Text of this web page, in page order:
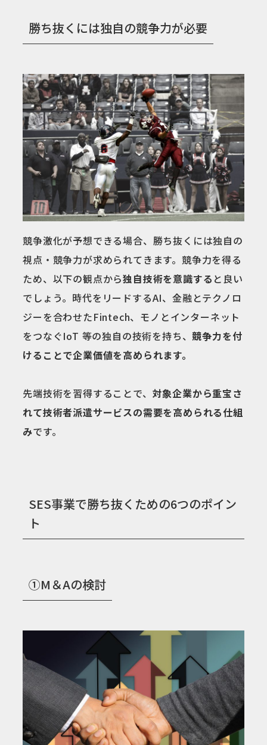
勝ち抜くには独自の競争力が必要
競争激化が予想できる場合、勝ち抜くには独自の
視点・競争力が求められてきます。競争力を得る
ため、以下の観点から独自技術を意識する と良い
でしょう。時代をリードするAI、金融とテクノロ
ジーを合わせたFintech、モノとインターネット
をつなぐIoT 等の独自の技術を持ち、競争力を付
けることで企業価値を高められます。
先端技術を習得することで、 対象企業から重宝さ
れて技術者派遣サービスの需要を高められる仕組
みです。
SES事業で勝ち抜くための6つのポイン
ト
①M＆Aの検討